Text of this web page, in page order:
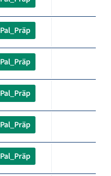
Pal_Präp
Pal_Präp
Pal_Präp
Pal_Präp
Pal_Präp